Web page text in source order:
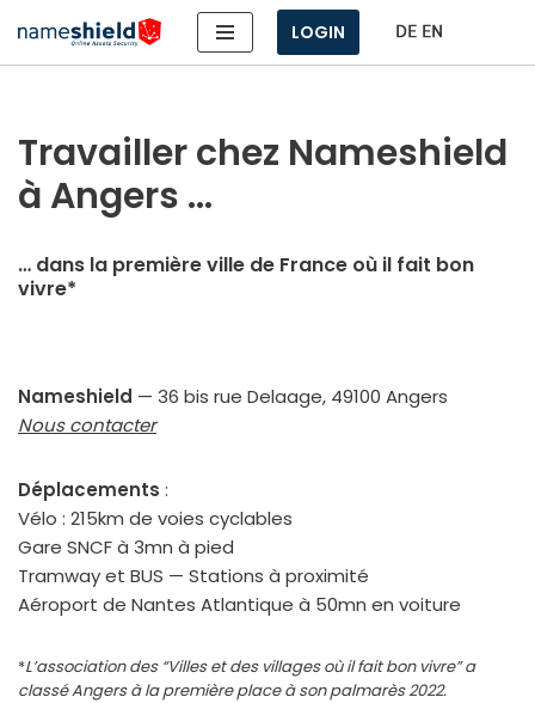
Aller
LOGIN
Travailler chez Nameshield
à Angers …
… dans la première ville de France où il fait bon
vivre*
Nameshield — 36 bis rue Delaage, 49100 Angers
Nous contac­ter
Déplacements :
Vélo : 215km de voies cyclables
Gare SNCF à 3mn à pied
Tramway et BUS — Stations à proxi­mi­té
Aéroport de Nantes Atlantique à 50mn en voi­ture
*L’association des “Villes et des vil­lages où il fait bon vivre” a
clas­sé Angers à la pre­mière place à son pal­ma­rès 2022.